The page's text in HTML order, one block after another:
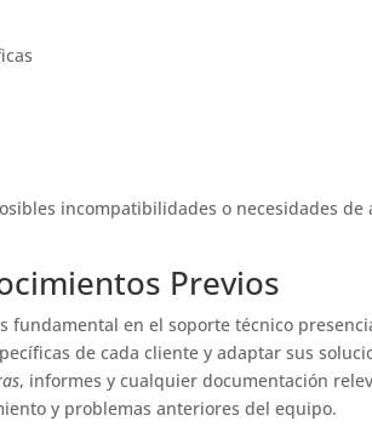
incompatibilidades o necesidades de
Previos
fundamental en el soporte técnico
de cada cliente y adaptar sus
, informes y cualquier documentación
y problemas anteriores del equipo.